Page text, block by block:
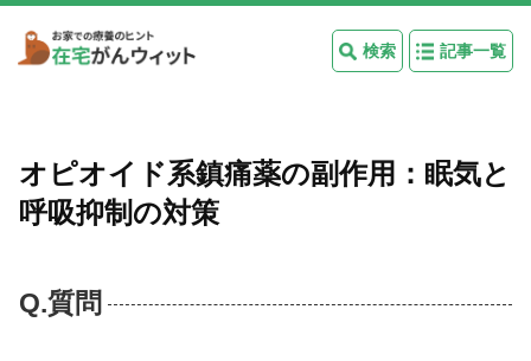
検索 記事一覧
オピオイド系鎮痛薬の副作用：眠気と
呼吸抑制の対策
Q.質問